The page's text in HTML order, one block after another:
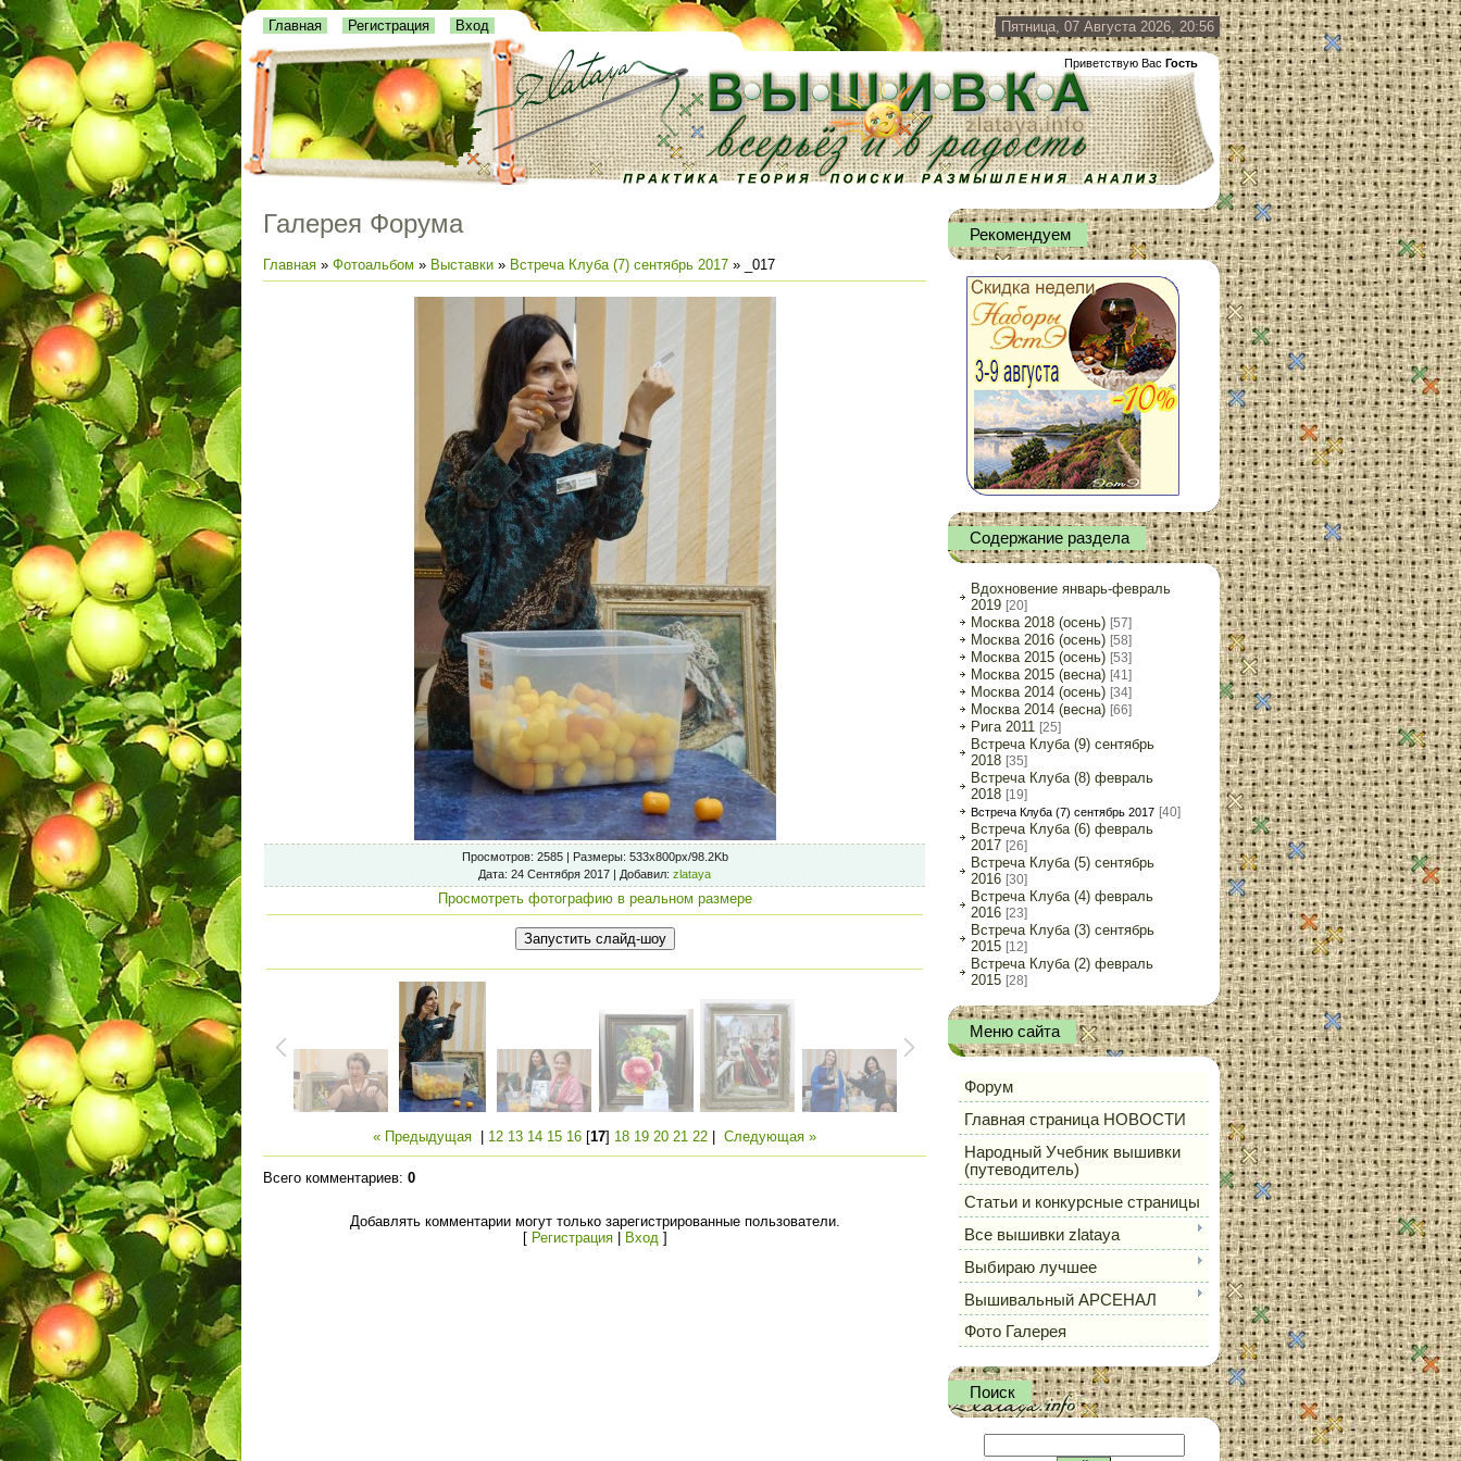
Пятница, 07 Августа 2026, 20:56
Приветствую Вас Гость
Главная Регистрация Вход
Галерея Форума
Главная » Фотоальбом » Выставки » Встреча Клуба (7) сентябрь 2017 » _017
Просмотров: 2585 | Размеры: 533x800px/98.2Kb
Дата: 24 Сентября 2017 | Добавил: zlataya
Просмотреть фотографию в реальном размере
« Предыдущая 12 13 14 15 16 [17] 18 19 20 21 22 Следующая »
Всего комментариев: 0
Добавлять комментарии могут только зарегистрированные пользователи.
[ Регистрация| Вход ]
Рекомендуем
Содержание раздела
Вдохновение январь-февраль
2019 [20]
Москва 2018 (осень) [57]
Москва 2016 (осень) [58]
Москва 2015 (осень) [53]
Москва 2015 (весна) [41]
Москва 2014 (осень) [34]
Москва 2014 (весна) [66]
Рига 2011 [25]
Встреча Клуба (9) сентябрь
2018 [35]
Встреча Клуба (8) февраль
2018 [19]
Встреча Клуба (7) сентябрь 2017 [40]
Встреча Клуба (6) февраль
2017 [26]
Встреча Клуба (5) сентябрь
2016 [30]
Встреча Клуба (4) февраль
2016 [23]
Встреча Клуба (3) сентябрь
2015 [12]
Встреча Клуба (2) февраль
2015 [28]
Меню сайта
Форум
Главная страница НОВОСТИ
Народный Учебник вышивки
(путеводитель)
Статьи и конкурсные страницы
Все вышивки zlataya
Выбираю лучшее
Вышивальный АРСЕНАЛ
Фото Галерея
Поиск